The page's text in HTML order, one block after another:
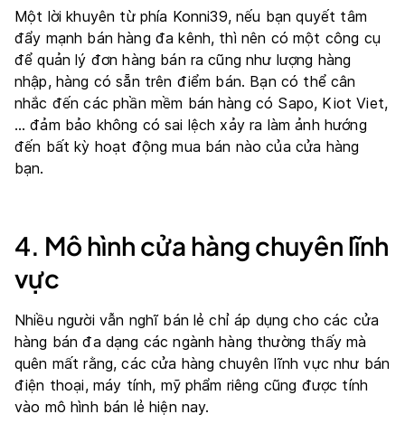
Một lời khuyên từ phía Konni39, nếu bạn quyết tâm
đẩy mạnh bán hàng đa kênh, thì nên có một công cụ
để quản lý đơn hàng bán ra cũng như lượng hàng
nhập, hàng có sẵn trên điểm bán. Bạn có thể cân
nhắc đến các phần mềm bán hàng có Sapo, Kiot Viet,
… đảm bảo không có sai lệch xảy ra làm ảnh hướng
đến bất kỳ hoạt động mua bán nào của cửa hàng
bạn.
4. Mô hình cửa hàng chuyên lĩnh
vực
Nhiều người vẫn nghĩ bán lẻ chỉ áp dụng cho các cửa
hàng bán đa dạng các ngành hàng thường thấy mà
quên mất rằng, các cửa hàng chuyên lĩnh vực như bán
điện thoại, máy tính, mỹ phẩm riêng cũng được tính
vào mô hình bán lẻ hiện nay.